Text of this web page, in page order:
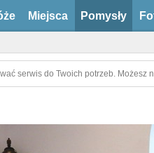
Miejsca Pomysły
serwis do Twoich potrzeb.